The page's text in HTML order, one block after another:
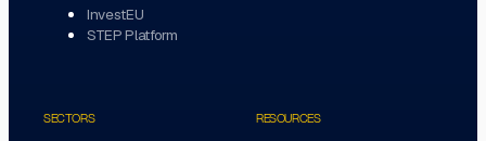
InvestEU
STEP Platform
SECTORS RESOURCES